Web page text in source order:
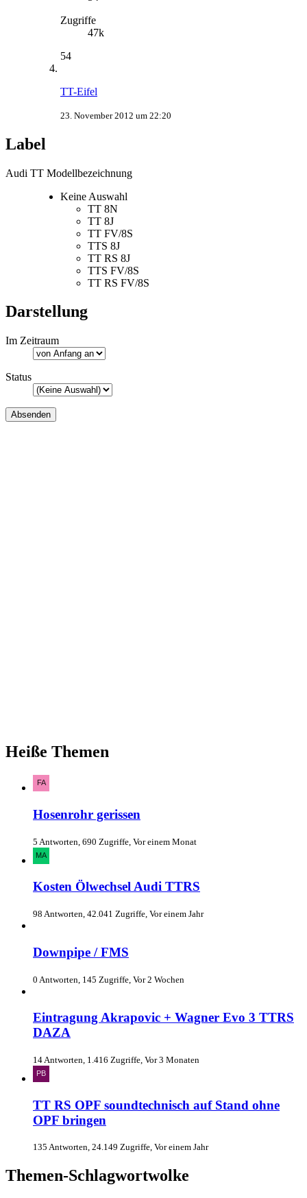
Zugriffe
47k
54
TT-Eifel
23. November 2012 um 22:20
Label
Audi TT Modellbezeichnung
Keine Auswahl
TT 8N
TT 8J
TT FV/8S
TTS 8J
TT RS 8J
TTS FV/8S
TT RS FV/8S
Darstellung
Im Zeitraum
Status
Heiße Themen
Hosenrohr gerissen
5 Antworten, 690 Zugriffe, Vor einem Monat
Kosten Ölwechsel Audi TTRS
98 Antworten, 42.041 Zugriffe, Vor einem Jahr
Downpipe / FMS
0 Antworten, 145 Zugriffe, Vor 2 Wochen
Eintragung Akrapovic + Wagner Evo 3 TTRS
DAZA
14 Antworten, 1.416 Zugriffe, Vor 3 Monaten
TT RS OPF soundtechnisch auf Stand ohne
OPF bringen
135 Antworten, 24.149 Zugriffe, Vor einem Jahr
Themen-Schlagwortwolke